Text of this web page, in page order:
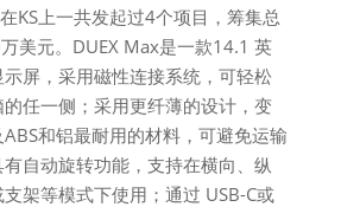
KS上一共发起过4个项目，筹集总
美元。DUEX Max是一款14.1 英
屏，采用磁性连接系统，可轻松
任一侧；采用更纤薄的设计，变
和铝最耐用的材料，可避免运输
自动旋转功能，支持在横向、纵
架等模式下使用；通过 USB-C或